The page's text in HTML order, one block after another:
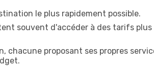
le plus rapidement possible.
souvent d'accéder à des tarifs
chacune proposant ses propres